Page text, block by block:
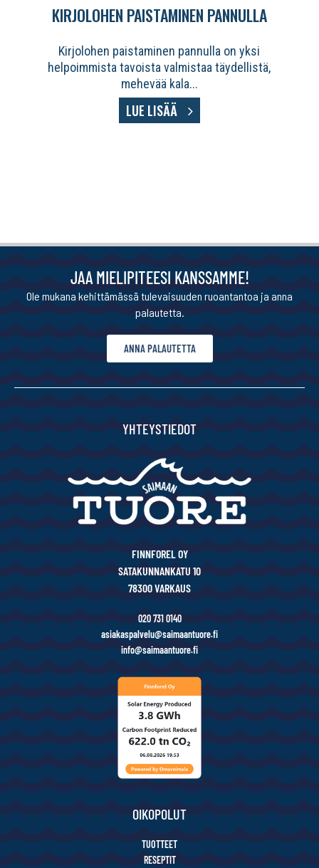
KIRJOLOHEN PAISTAMINEN PANNULLA
Kirjolohen paistaminen pannulla on yksi
helpoimmista tavoista valmistaa täydellistä,
mehevää kala...
LUE LISÄÄ
JAA MIELIPITEESI KANSSAMME!
Ole mukana kehittämässä tulevaisuuden ruoantantoa ja anna
palautetta.
ANNA PALAUTETTA
YHTEYSTIEDOT
FINNFOREL OY
SATAKUNNANKATU 10
78300 VARKAUS
020 731 0140
asiakaspalvelu@saimaantuore.fi
info@saimaantuore.fi
OIKOPOLUT
TUOTTEET
RESEPTIT